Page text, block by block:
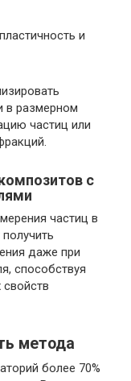
и
в размерном
частиц или
с
частиц в
даже при
способствуя
метода
более 70%